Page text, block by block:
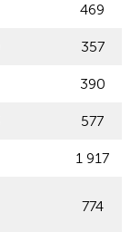
469
357
390
577
1 917
774